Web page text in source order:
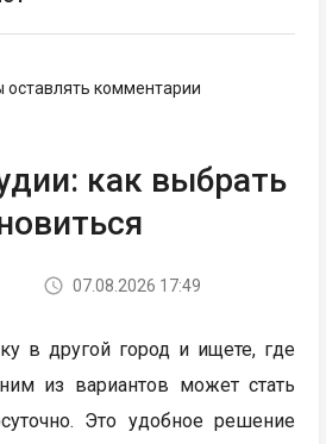
оставлять комментарии
как выбрать
07.08.2026 17:49
в другой город и ищете, где
из вариантов может стать
Это удобное решение